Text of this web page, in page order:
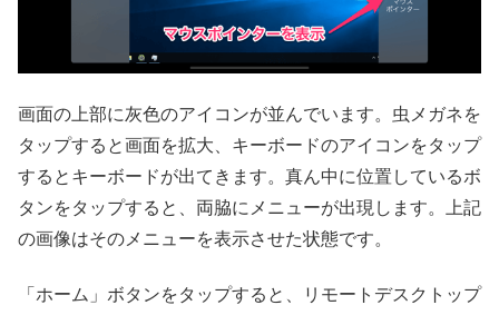
画面の上部に灰色のアイコンが並んでいます。虫メガネを
タップすると画面を拡大、キーボードのアイコンをタップ
するとキーボードが出てきます。真ん中に位置しているボ
タンをタップすると、両脇にメニューが出現します。上記
の画像はそのメニューを表示させた状態です。
「ホーム」ボタンをタップすると、リモートデスクトップ